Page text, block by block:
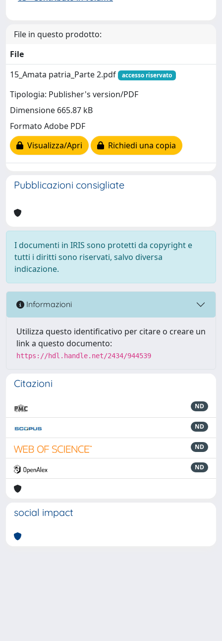
File in questo prodotto:
File
15_Amata patria_Parte 2.pdf
accesso riservato
Tipologia: Publisher's version/PDF
Dimensione 665.87 kB
Formato Adobe PDF
Visualizza/Apri
Richiedi una copia
Pubblicazioni consigliate
I documenti in IRIS sono protetti da copyright e
tutti i diritti sono riservati, salvo diversa
indicazione.
Informazioni
Utilizza questo identificativo per citare o creare un
link a questo documento:
https://hdl.handle.net/2434/944539
Citazioni
ND
ND
ND
ND
social impact